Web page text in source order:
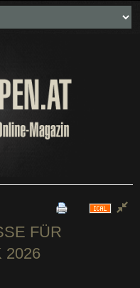
FÜR
2026